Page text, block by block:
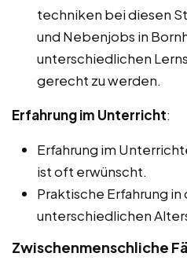
techniken bei diesen
und Nebenjobs in
unterschiedlichen
gerecht zu werden.
Erfahrung im Unterricht:
Erfahrung im
ist oft erwünscht.
Praktische Erfahrung
unterschiedlichen
Zwischenmenschliche